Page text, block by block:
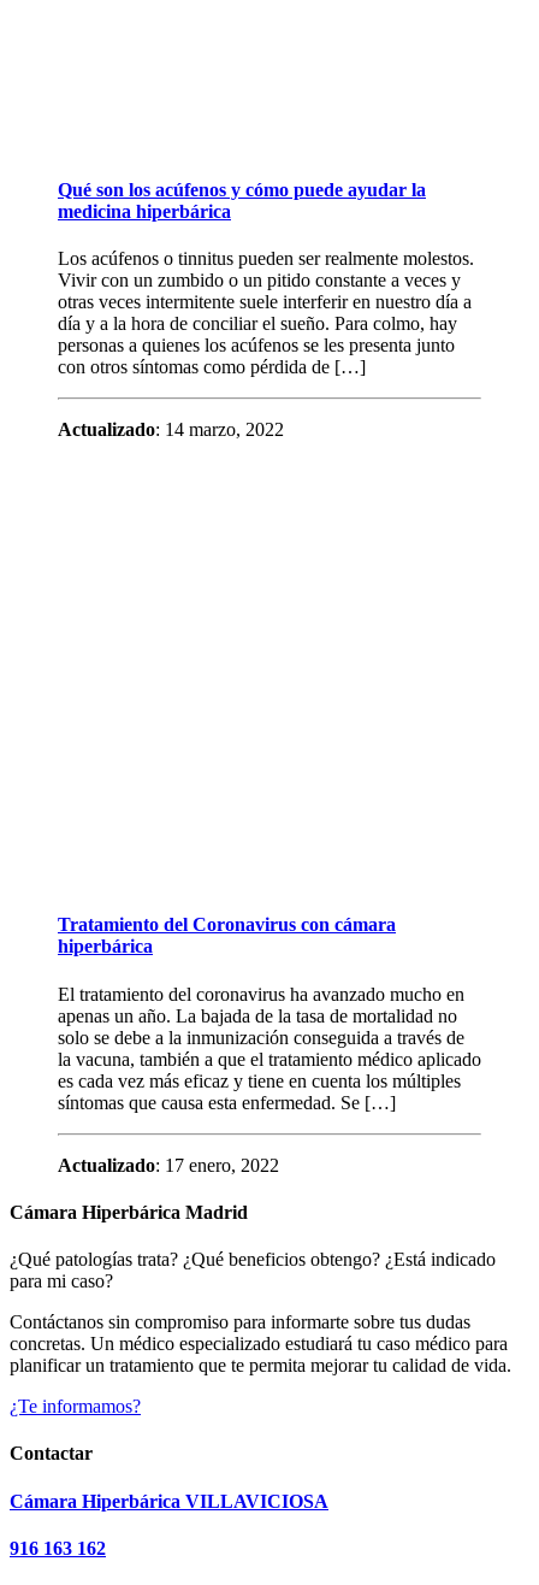
Qué son los acúfenos y cómo puede ayudar la
medicina hiperbárica
Los acúfenos o tinnitus pueden ser realmente molestos.
Vivir con un zumbido o un pitido constante a veces y
otras veces intermitente suele interferir en nuestro día a
día y a la hora de conciliar el sueño. Para colmo, hay
personas a quienes los acúfenos se les presenta junto
con otros síntomas como pérdida de […]
Actualizado: 14 marzo, 2022
Tratamiento del Coronavirus con cámara
hiperbárica
El tratamiento del coronavirus ha avanzado mucho en
apenas un año. La bajada de la tasa de mortalidad no
solo se debe a la inmunización conseguida a través de
la vacuna, también a que el tratamiento médico aplicado
es cada vez más eficaz y tiene en cuenta los múltiples
síntomas que causa esta enfermedad. Se […]
Actualizado: 17 enero, 2022
Cámara Hiperbárica Madrid
¿Qué patologías trata? ¿Qué beneficios obtengo? ¿Está indicado
para mi caso?
Contáctanos sin compromiso para informarte sobre tus dudas
concretas. Un médico especializado estudiará tu caso médico para
planificar un tratamiento que te permita mejorar tu calidad de vida.
¿Te informamos?
Contactar
Cámara Hiperbárica VILLAVICIOSA
916 163 162